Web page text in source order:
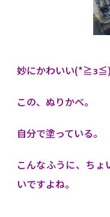
妙にかわいい(*≧з≦)
この、ぬりかべ。
自分で塗っている。
こんなふうに、ち
いですよね。